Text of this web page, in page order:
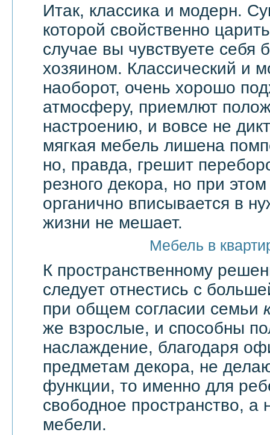
Итак, классика и модерн.
которой свойственно
случае вы чувствуете себя
хозяином. Классический и
наоборот, очень хорошо
атмосферу, приемлют
настроению, и вовсе не
мягкая мебель лишена
но, правда, грешит
резного декора, но при
органично вписывается в
жизни не мешает.
Мебель в
К пространственному
следует отнестись с
при общем согласии семьи
же взрослые, и способны
наслаждение, благодаря
предметам декора, не
функции, то именно для
свободное пространство, а
мебели.